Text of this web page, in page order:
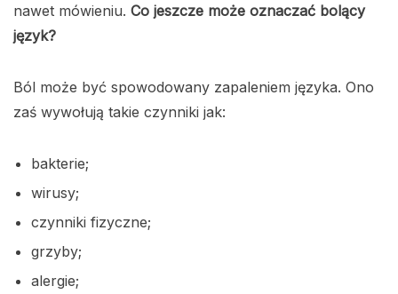
nawet mówieniu. Co jeszcze może oznaczać bolący
język?
Ból może być spowodowany zapaleniem języka. Ono
zaś wywołują takie czynniki jak:
bakterie;
wirusy;
czynniki fizyczne;
grzyby;
alergie;